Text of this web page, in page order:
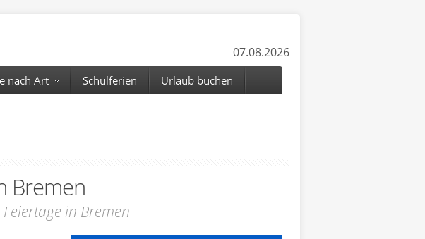
07.08.2026
nach Art Schulferien Urlaub buchen
Bremen
Feiertage in Bremen